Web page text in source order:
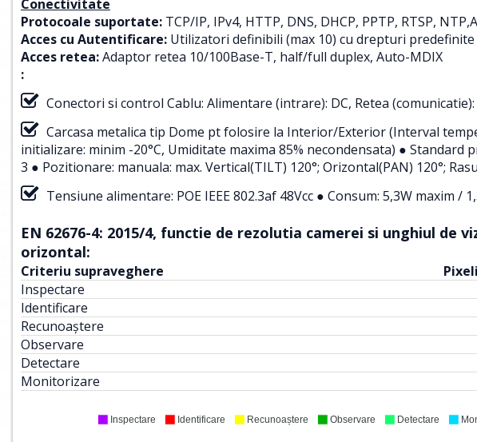
Conectivitate
Protocoale suportate: TCP/IP, IPv4, HTTP, DNS, DHCP, PPTP, RTSP,
Acces cu Autentificare: Utilizatori definibili (max 10) cu drepturi predefinite
Acces retea:Adaptor retea 10/100Base-T, half/full duplex, Auto-MDIX
:
Conectori si control Cablu: Alimentare (intrare): DC, Retea (comunicatie):
Carcasa metalica tip Dome pt folosire la Interior/Exterior (Interval
initializare: minim -20°C, Umiditate maxima 85% necondensata) ● Standard
3 ● Pozitionare: manuala: max. Vertical(TILT) 120°; Orizontal(PAN) 120°;
Tensiune alimentare: POE IEEE 802.3af 48Vcc ● Consum: 5,3W maxim /
EN 62676-4: 2015/4, functie de rezolutia camerei si unghiul de
orizontal:
Criteriu supraveghere
Inspectare
Identificare
Recunoaștere
Observare
Detectare
Monitorizare
Inspectare Identificare Recunoaștere Observare Detectare